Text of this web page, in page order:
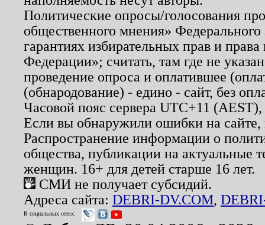
Политические опросы/голосования
общественного мнения»
гарантиях избирательных прав и
Федерации»; считать, там где не
проведение опроса и оплатившее
(обнародование) - едино - сайт, без
Часовой пояс сервера UTC+11
Если вы обнаружили ошибки на
Распространение информации о
общества, публикации на актуальные
женщин. 16+ для детей старше 16 лет.
СМИ не получает субсидий.
Адреса сайта: DEBRI-DV.COM,
В социальных сетях: